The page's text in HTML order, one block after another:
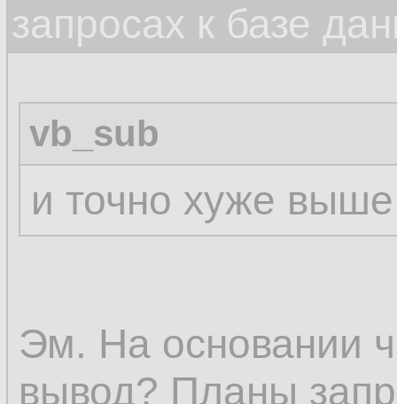
запросах к базе
vb_sub
и точно хуже
Эм. На основании
вывод? Планы